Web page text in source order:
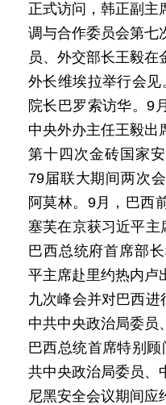
正式访问，韩正副主
调与合作委员会第七
员、外交部长王毅在
外长维埃拉举行会
院长巴罗索访华。9
中央外办主任王毅出
第十四次金砖国家
79届联大期间两次
阿莫林。9月，巴西
塞芙在京获习近平主
巴西总统府首席部
平主席赴里约热内卢
九次峰会并对巴西进
中共中央政治局委员
巴西总统首席特别
共中央政治局委员、
尼黑安全会议期间应